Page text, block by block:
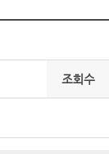
조회수